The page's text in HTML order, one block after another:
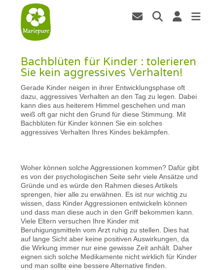
Bachblüten für Kinder : tolerieren
Sie kein aggressives Verhalten!
Gerade Kinder neigen in ihrer Entwicklungsphase oft
dazu, aggressives Verhalten an den Tag zu legen. Dabei
kann dies aus heiterem Himmel geschehen und man
weiß oft gar nicht den Grund für diese Stimmung. Mit
Bachblüten für Kinder können Sie ein solches
aggressives Verhalten Ihres Kindes bekämpfen.
Woher können solche Aggressionen kommen? Dafür gibt
es von der psychologischen Seite sehr viele Ansätze und
Gründe und es würde den Rahmen dieses Artikels
sprengen, hier alle zu erwähnen. Es ist nur wichtig zu
wissen, dass Kinder Aggressionen entwickeln können
und dass man diese auch in den Griff bekommen kann.
Viele Eltern versuchen Ihre Kinder mit
Beruhigungsmitteln vom Arzt ruhig zu stellen. Dies hat
auf lange Sicht aber keine positiven Auswirkungen, da
die Wirkung immer nur eine gewisse Zeit anhält. Daher
eignen sich solche Medikamente nicht wirklich für Kinder
und man sollte eine bessere Alternative finden.